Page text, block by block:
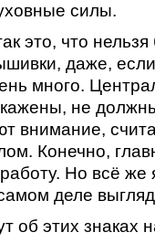
силы.
это, что
даже,
много.
не
внимание,
Конечно,
Но всё же
деле
об этих знаках